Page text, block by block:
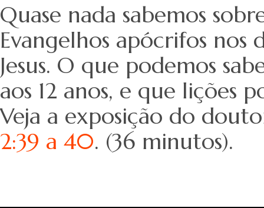
Quase nada sabemos
Evangelhos apócrifos
Jesus. O que podemos
aos 12 anos, e que lições
Veja a exposição do
2:39 a 40. (36 minutos).